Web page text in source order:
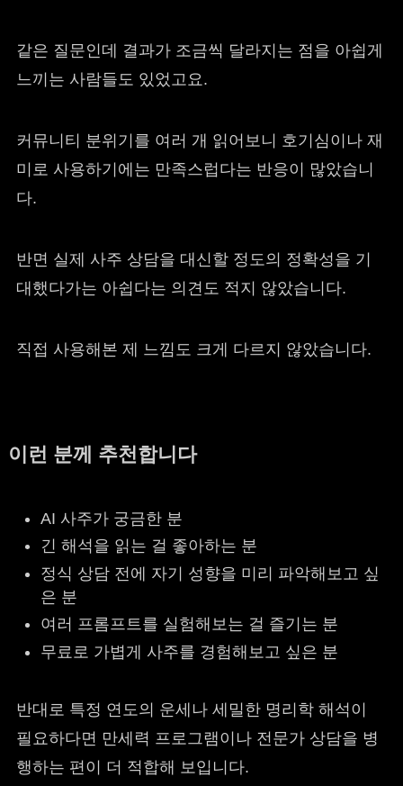
같은 질문인데 결과가 조금씩 달라지는 점을 아쉽게
느끼는 사람들도 있었고요.
커뮤니티 분위기를 여러 개 읽어보니 호기심이나 재
미로 사용하기에는 만족스럽다는 반응이 많았습니
다.
반면 실제 사주 상담을 대신할 정도의 정확성을 기
대했다가는 아쉽다는 의견도 적지 않았습니다.
직접 사용해본 제 느낌도 크게 다르지 않았습니다.
이런 분께 추천합니다
AI 사주가 궁금한 분
긴 해석을 읽는 걸 좋아하는 분
정식 상담 전에 자기 성향을 미리 파악해보고 싶
은 분
여러 프롬프트를 실험해보는 걸 즐기는 분
무료로 가볍게 사주를 경험해보고 싶은 분
반대로 특정 연도의 운세나 세밀한 명리학 해석이
필요하다면 만세력 프로그램이나 전문가 상담을 병
행하는 편이 더 적합해 보입니다.